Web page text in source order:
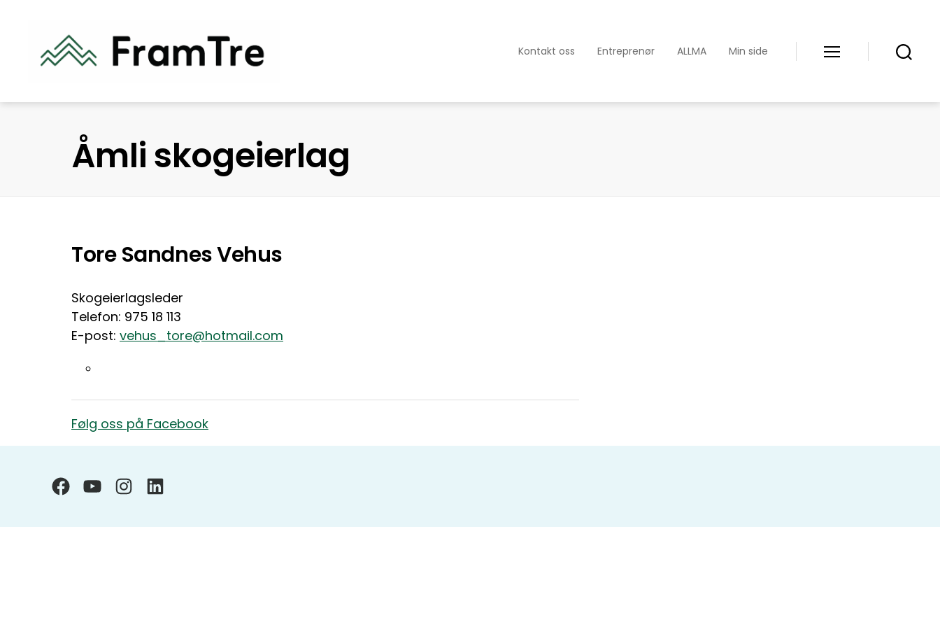
Kontakt oss Entreprenør ALLMA Min side
Åmli skogeierlag
Tore Sandnes Vehus
Skogeierlagsleder
Telefon: 975 18 113
E-post: vehus_tore@hotmail.com
Følg oss på Facebook